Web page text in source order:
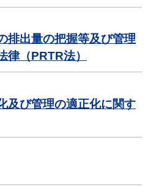
排出量の把握等及び管理
律（PRTR法）
及び管理の適正化に関す